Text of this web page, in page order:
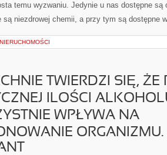
temu wyzwaniu. Jedynie u nas dostępne są
są niezdrowej chemii, a przy tym są dostępne
NIERUCHOMOŚCI
TWIERDZI SIĘ, ŻE
ILOŚCI
WPŁYWA NA